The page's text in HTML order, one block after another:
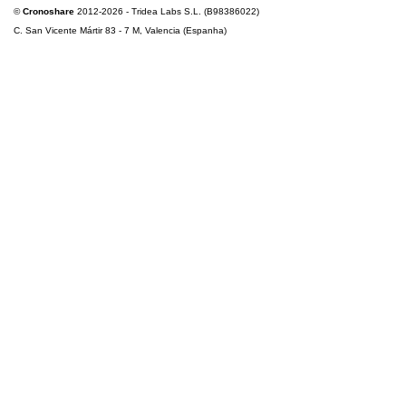
©Cronoshare 2012-2026 - Tridea Labs S.L. (B98386022)
C. San Vicente Mártir 83 - 7 M, Valencia (Espanha)